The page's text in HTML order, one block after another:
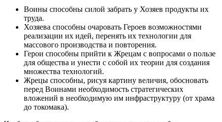
Воины способны силой забрать у Хозяев продукты их
труда.
Хозяева способны очаровать Героев возможностями
реализации их идей, перенять их технологии для
массового производства и повторения.
Герои способны прийти к Жрецам с вопросами о пользе
для общества и унести с собой их теории для создания
множества технологий.
Жрецы способны, рисуя картину величия, обосновать
перед Воинами необходимость стратегических
вложений в необходимую им инфраструктуру (от храма
до токомака).